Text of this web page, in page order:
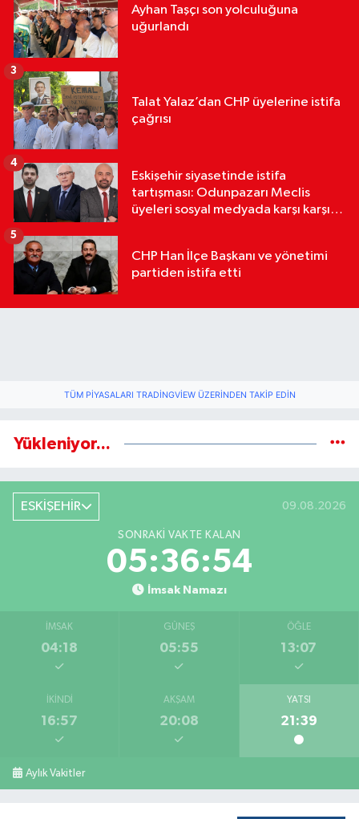
Ayhan Taşçı son yolculuğuna
uğurlandı
Talat Yalaz’dan CHP üyelerine istifa
çağrısı
3
Eskişehir siyasetinde istifa
tartışması: Odunpazarı Meclis
üyeleri sosyal medyada karşı karşıya
4
CHP Han İlçe Başkanı ve yönetimi
partiden istifa etti
5
TÜM PIYASALARI TRADINGVIEW ÜZERINDEN TAKIP EDIN
Yükleniyor...
ESKİŞEHİR 09.08.2026
SONRAKI VAKTE KALAN
05:36:53
İmsak Namazı
İMSAK
04:18
GÜNEŞ
05:55
ÖĞLE
13:07
İKINDI
16:57
AKŞAM
20:08
YATSI
21:39
Aylık Vakitler